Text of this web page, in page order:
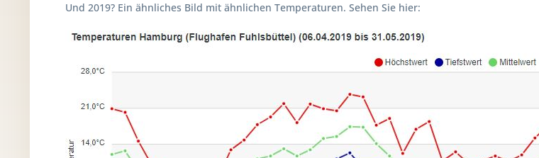
Und 2019? Ein ähnliches Bild mit ähnlichen Temperaturen. Sehen Sie hier: